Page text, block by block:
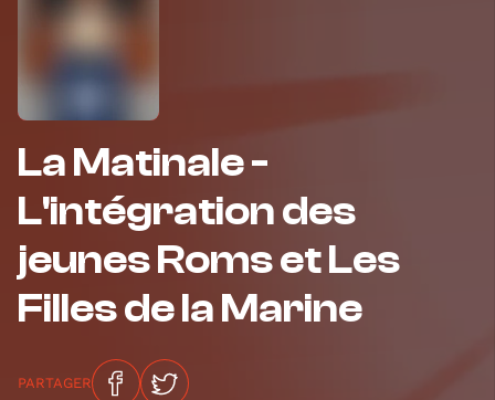
La Matinale -
L'intégration des
jeunes Roms et Les
Filles de la Marine
PARTAGER